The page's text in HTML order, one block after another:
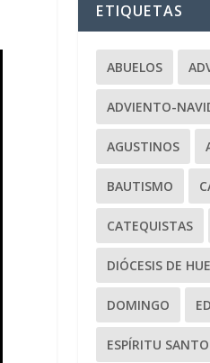
ETIQUETAS
ABUELOS
ADVIENTO-
AGUSTINOS
BAUTISMO
CATEQUISTAS
DIÓCESIS DE
DOMINGO
ESPÍRITU SANTO